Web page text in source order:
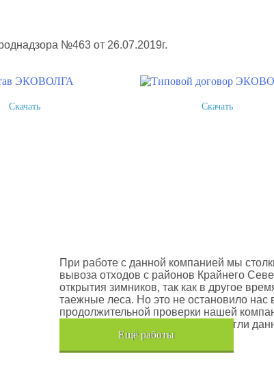
№463 от 26.07.2019г.
Скачать Скачать
При работе с данной компанией мы
вывоза отходов с районов Крайнего
открытия зимников, так как в другое
таежные леса. Но это не остановило
продолжительной проверки нашей
транспортного средства, мы помогли
Хочется также отметить, что…
Eщё работы